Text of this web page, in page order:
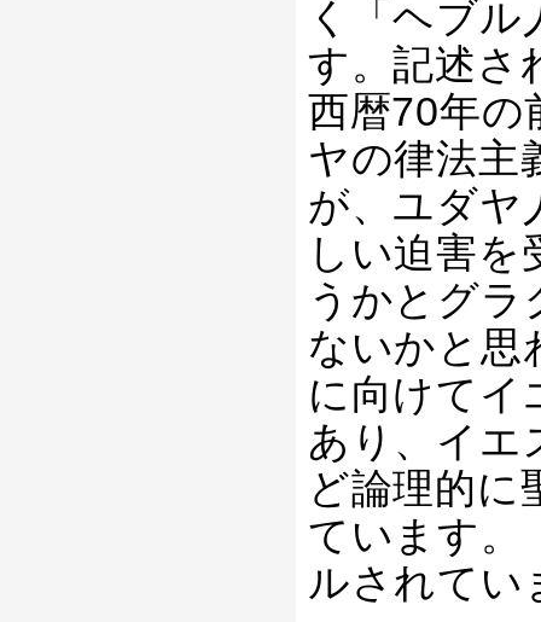
く「ヘブ
す。記述さ
西暦70年の
ヤの律法主
が、ユダヤ
しい迫害を
うかとグ
ないかと思
に向けてイ
あり、イエ
ど論理的に
ています。
ルされてい